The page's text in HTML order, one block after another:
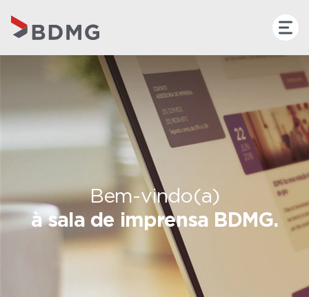
Bem-vindo(a)
à sala de imprensa BDMG.